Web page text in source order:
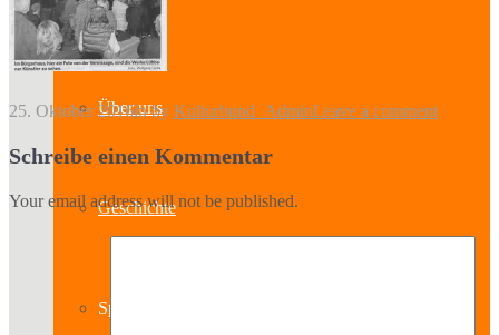
Kontakt
Über uns
Geschichte
Sparten
25. Oktober 2016inby Kulturbund_AdminLeave a comment
Schreibe einen Kommentar
Your email address will not be published.